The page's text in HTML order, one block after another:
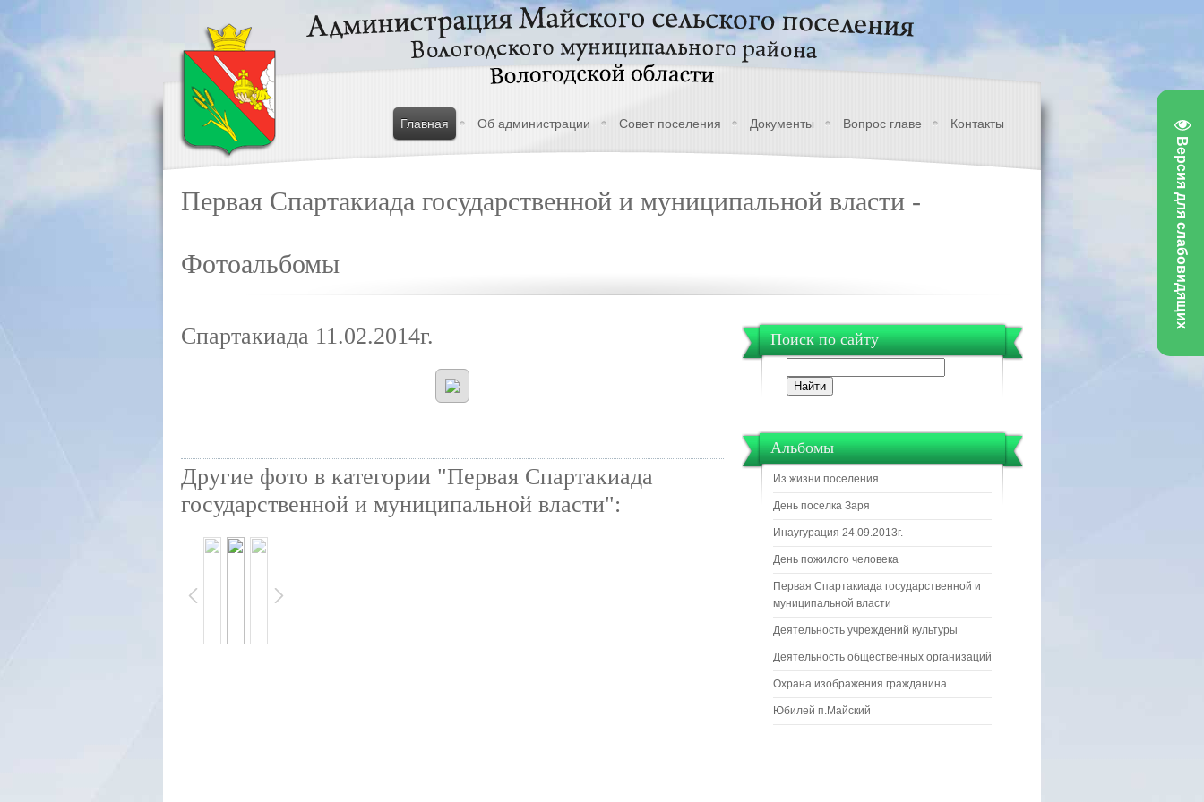
Версия для слабовидящих
Главная Об администрации Совет поселения Документы Вопрос главе Контакты
Первая Спартакиада государственной и муниципальной власти -
Фотоальбомы
Спартакиада 11.02.2014г.
Другие фото в категории "Первая Спартакиада
государственной и муниципальной власти":
Поиск по сайту
Альбомы
Из жизни поселения
День поселка Заря
Инаугурация 24.09.2013г.
День пожилого человека
Первая Спартакиада государственной и
муниципальной власти
Деятельность учреждений культуры
Деятельность общественных организаций
Охрана изображения гражданина
Юбилей п.Майский